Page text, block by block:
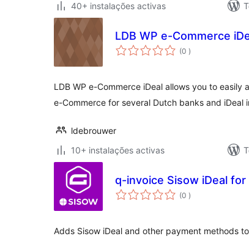
40+ instalações activas
LDB WP e-Commerce
(0 classificações
)
LDB WP e-Commerce iDeal allows you to
e-Commerce for several Dutch banks and iDeal
ldebrouwer
10+ instalações activas
q-invoice Sisow iDeal for
(0 classificações
)
Adds Sisow iDeal and other payment methods